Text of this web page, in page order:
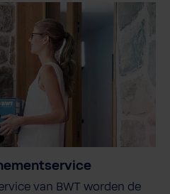
van BWT worden de